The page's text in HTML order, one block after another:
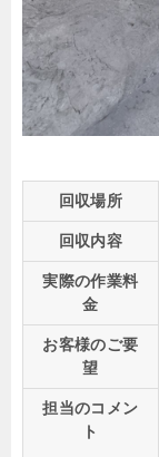
回収場所
回収内容
実際の作業料
金
お客様のご要
望
担当のコメン
ト